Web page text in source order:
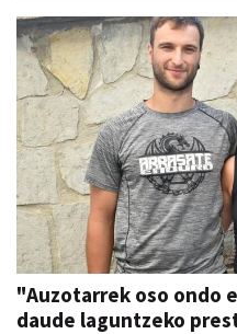
"Auzotarrek oso ondo
daude laguntzeko